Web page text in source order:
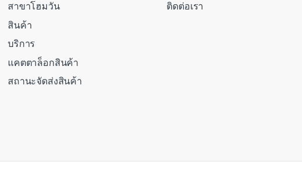
สาขาโฮมวัน
สินค้า
บริการ
แคตตาล็อกสินค้า
สถานะจัดส่งสินค้า
ติดต่อเรา